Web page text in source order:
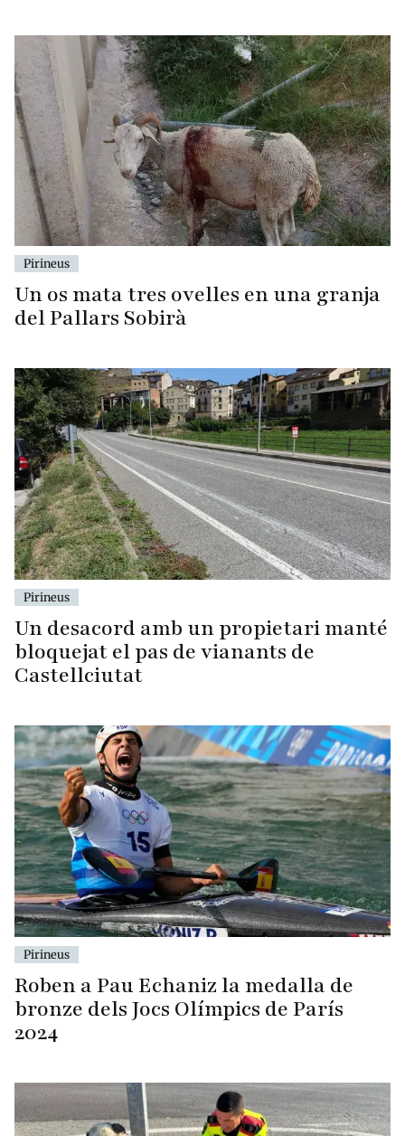
Pirineus
Un os mata tres ovelles en una granja
del Pallars Sobirà
Pirineus
Un desacord amb un propietari manté
bloquejat el pas de vianants de
Castellciutat
Pirineus
Roben a Pau Echaniz la medalla de
bronze dels Jocs Olímpics de París
2024